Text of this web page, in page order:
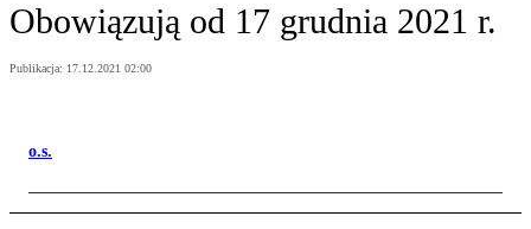
Obowiązują od 17 grudnia 2021 r.
Publikacja: 17.12.2021 02:00
o.s.